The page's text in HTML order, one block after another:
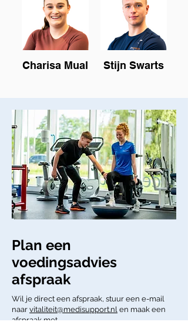
Charisa Mual Stijn Swarts
Plan een
voedingsadvies
afspraak
Wil je direct een afspraak, stuur een e-mail
naar vitaliteit@medisupport.nl en maak een
afspraak met